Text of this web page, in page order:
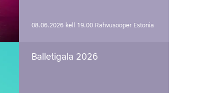
08.06.2026 kell 19.00 Rahvusooper Estonia
Balletigala 2026